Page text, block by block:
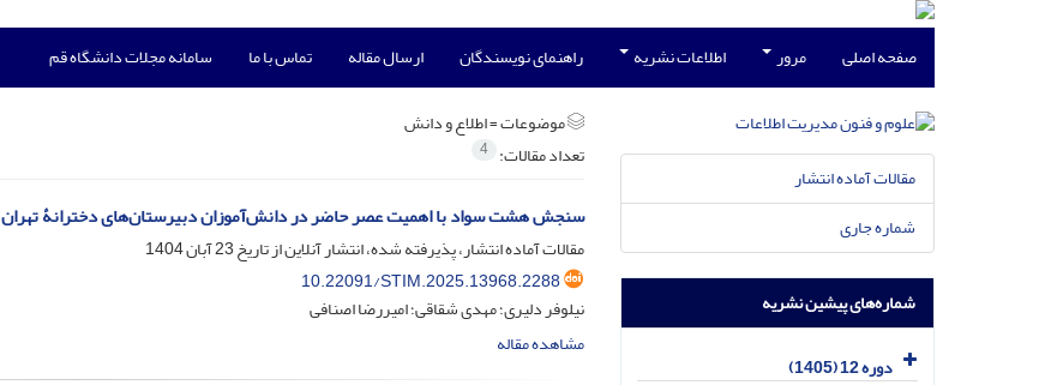
صفحه اصلی مرور اطلاعات نشریه راهنمای نویسندگان ارسال مقاله تماس با ما سامانه مجلات دانشگاه قم
موضوعات =اطلاع و دانش
تعداد مقالات: 4
سنجش هشت سواد با اهمیت عصر حاضر در دانش‌آموزان دبیرستان‌های دخترانۀ تهران
مقالات آماده انتشار، پذیرفته شده، انتشار آنلاین از تاریخ23 آبان 1404
10.22091/STIM.2025.13968.2288
نیلوفر دلیری؛ مهدی شقاقی؛ امیررضا اصنافی
مشاهده مقاله
مقالات آماده انتشار
شماره جاری
شماره‌های پیشین نشریه
دوره 12 (1405)